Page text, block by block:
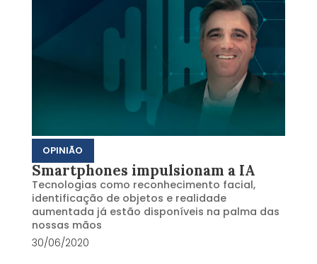
OPINIÃO
Smartphones impulsionam a IA
Tecnologias como reconhecimento facial,
identificação de objetos e realidade
aumentada já estão disponíveis na palma das
nossas mãos
30/06/2020